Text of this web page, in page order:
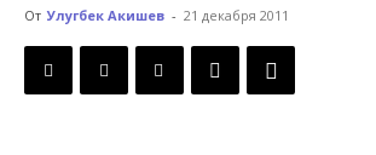
Кыргызстана
От Улугбек Акишев - 21 декабря 2011